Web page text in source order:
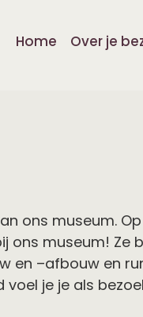
Home Over je
ons museum.
ons museum! Ze
en –afbouw en
je je als